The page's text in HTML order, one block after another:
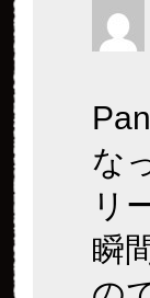
な
リ
瞬